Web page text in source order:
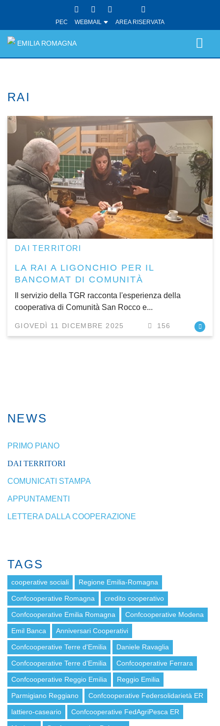
PEC WEBMAIL AREA RISERVATA
EMILIA ROMAGNA
RAI
DAI TERRITORI
LA RAI A LIGONCHIO PER IL
BANCOMAT DI COMUNITÀ
Il servizio della TGR racconta l'esperienza della
cooperativa di Comunità San Rocco e...
GIOVEDÌ 11 DICEMBRE 2025 156
NEWS
PRIMO PIANO
DAI TERRITORI
COMUNICATI STAMPA
APPUNTAMENTI
LETTERA DALLA COOPERAZIONE
TAGS
cooperative sociali Regione Emilia-Romagna
Confcooperative Romagna credito cooperativo
Confcooperative Emilia Romagna Confcooperative Modena
Emil Banca Anniversari Cooperativi
Confcooperative Terre d'Emilia Daniele Ravaglia
Confcooperative Terre d’Emilia Confcooperative Ferrara
Confcooperative Reggio Emilia Reggio Emilia
Parmigiano Reggiano Confcooperative Federsolidarietà ER
lattiero-caseario Confcooperative FedAgriPesca ER